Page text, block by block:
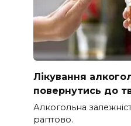
Лікування
повернутись до
Алкогольна
раптово.